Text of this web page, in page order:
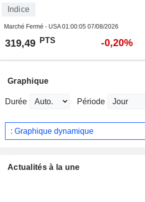
Indice
Marché Fermé - USA01:00:05 07/08/2026
319,49 PTS -0,20%
Graphique
Durée Période
: Graphique dynamique
Actualités à la une